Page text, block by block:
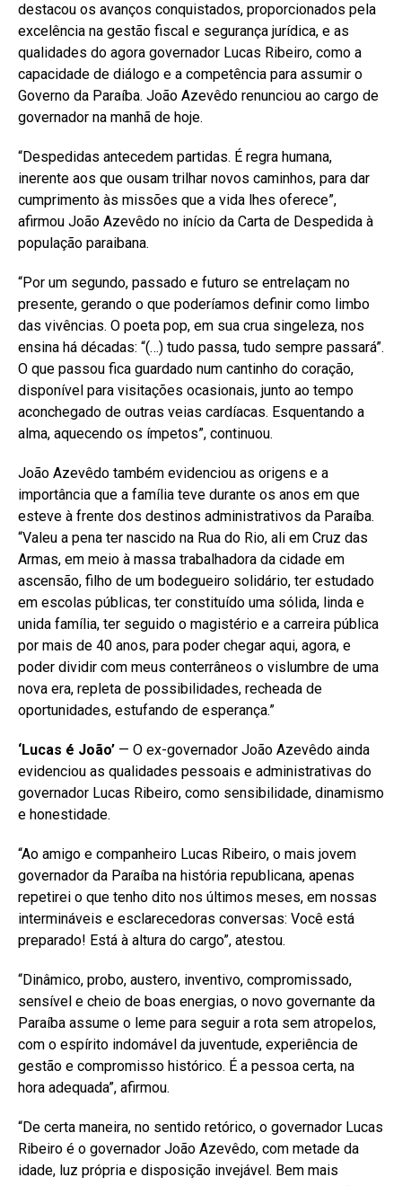
destacou os avanços conquistados, proporcionados pela
excelência na gestão fiscal e segurança jurídica, e as
qualidades do agora governador Lucas Ribeiro, como a
capacidade de diálogo e a competência para assumir o
Governo da Paraíba. João Azevêdo renunciou ao cargo de
governador na manhã de hoje.
“Despedidas antecedem partidas. É regra humana,
inerente aos que ousam trilhar novos caminhos, para dar
cumprimento às missões que a vida lhes oferece”,
afirmou João Azevêdo no início da Carta de Despedida à
população paraibana.
“Por um segundo, passado e futuro se entrelaçam no
presente, gerando o que poderíamos definir como limbo
das vivências. O poeta pop, em sua crua singeleza, nos
ensina há décadas: “(…) tudo passa, tudo sempre passará”.
O que passou fica guardado num cantinho do coração,
disponível para visitações ocasionais, junto ao tempo
aconchegado de outras veias cardíacas. Esquentando a
alma, aquecendo os ímpetos”, continuou.
João Azevêdo também evidenciou as origens e a
importância que a família teve durante os anos em que
esteve à frente dos destinos administrativos da Paraíba.
“Valeu a pena ter nascido na Rua do Rio, ali em Cruz das
Armas, em meio à massa trabalhadora da cidade em
ascensão, filho de um bodegueiro solidário, ter estudado
em escolas públicas, ter constituído uma sólida, linda e
unida família, ter seguido o magistério e a carreira pública
por mais de 40 anos, para poder chegar aqui, agora, e
poder dividir com meus conterrâneos o vislumbre de uma
nova era, repleta de possibilidades, recheada de
oportunidades, estufando de esperança.”
‘Lucas é João’ — O ex-governador João Azevêdo ainda
evidenciou as qualidades pessoais e administrativas do
governador Lucas Ribeiro, como sensibilidade, dinamismo
e honestidade.
“Ao amigo e companheiro Lucas Ribeiro, o mais jovem
governador da Paraíba na história republicana, apenas
repetirei o que tenho dito nos últimos meses, em nossas
intermináveis e esclarecedoras conversas: Você está
preparado! Está à altura do cargo”, atestou.
“Dinâmico, probo, austero, inventivo, compromissado,
sensível e cheio de boas energias, o novo governante da
Paraíba assume o leme para seguir a rota sem atropelos,
com o espírito indomável da juventude, experiência de
gestão e compromisso histórico. É a pessoa certa, na
hora adequada”, afirmou.
“De certa maneira, no sentido retórico, o governador Lucas
Ribeiro é o governador João Azevêdo, com metade da
idade, luz própria e disposição invejável. Bem mais